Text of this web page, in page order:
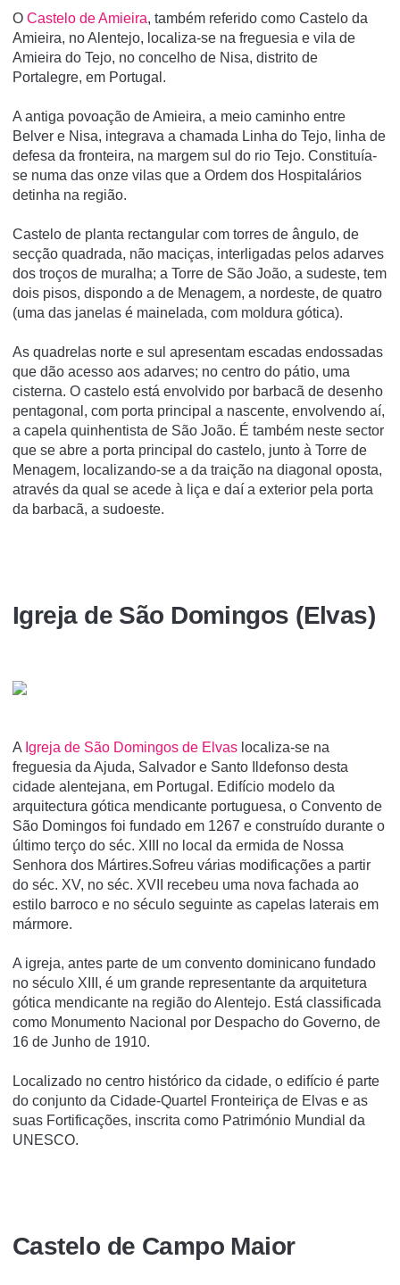
O Castelo de Amieira, também referido como Castelo da
Amieira, no Alentejo, localiza-se na freguesia e vila de
Amieira do Tejo, no concelho de Nisa, distrito de
Portalegre, em Portugal.
A antiga povoação de Amieira, a meio caminho entre
Belver e Nisa, integrava a chamada Linha do Tejo, linha de
defesa da fronteira, na margem sul do rio Tejo. Constituí­a-
se numa das onze vilas que a Ordem dos Hospitalários
detinha na região.
Castelo de planta rectangular com torres de ângulo, de
secção quadrada, não maciças, interligadas pelos adarves
dos troços de muralha; a Torre de São João, a sudeste, tem
dois pisos, dispondo a de Menagem, a nordeste, de quatro
(uma das janelas é mainelada, com moldura gótica).
As quadrelas norte e sul apresentam escadas endossadas
que dão acesso aos adarves; no centro do pátio, uma
cisterna. O castelo está envolvido por barbacã de desenho
pentagonal, com porta principal a nascente, envolvendo aí,
a capela quinhentista de São João. É também neste sector
que se abre a porta principal do castelo, junto à Torre de
Menagem, localizando-se a da traição na diagonal oposta,
através da qual se acede à liça e daí a exterior pela porta
da barbacã, a sudoeste.
Igreja de São Domingos (Elvas)
A Igreja de São Domingos de Elvas localiza-se na
freguesia da Ajuda, Salvador e Santo Ildefonso desta
cidade alentejana, em Portugal. Edifício modelo da
arquitectura gótica mendicante portuguesa, o Convento de
São Domingos foi fundado em 1267 e construído durante o
último terço do séc. XIII no local da ermida de Nossa
Senhora dos Mártires.Sofreu várias modificações a partir
do séc. XV, no séc. XVII recebeu uma nova fachada ao
estilo barroco e no século seguinte as capelas laterais em
mármore.
A igreja, antes parte de um convento dominicano fundado
no século XIII, é um grande representante da arquitetura
gótica mendicante na região do Alentejo. Está classificada
como Monumento Nacional por Despacho do Governo, de
16 de Junho de 1910.
Localizado no centro histórico da cidade, o edifí­cio é parte
do conjunto da Cidade-Quartel Fronteiriça de Elvas e as
suas Fortificações, inscrita como Património Mundial da
UNESCO.
Castelo de Campo Maior